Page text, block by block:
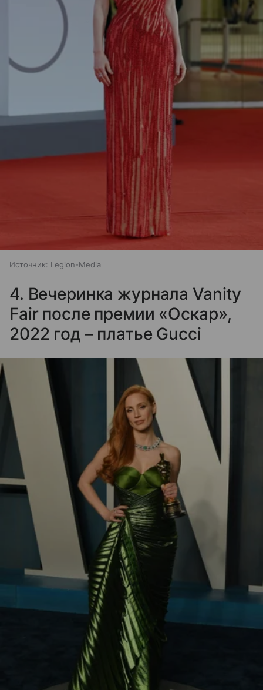
Источник: Legion-Media
4. Вечеринка журнала Vanity
Fair после премии «Оскар»,
2022 год – платье Gucci